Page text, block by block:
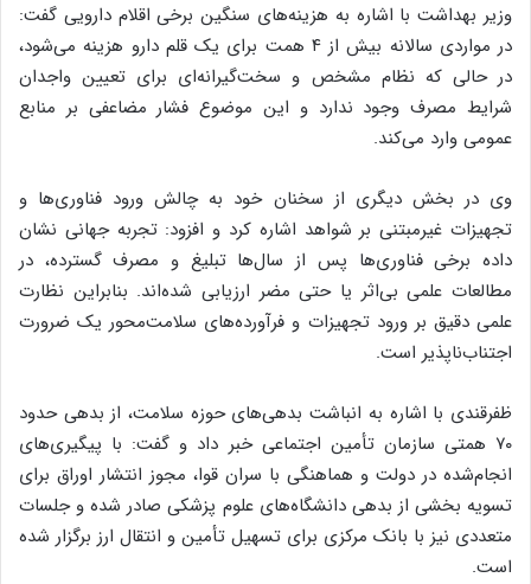
وزیر بهداشت با اشاره به هزینه‌های سنگین برخی اقلام دارویی گفت:
در مواردی سالانه بیش از ۴ همت برای یک قلم دارو هزینه می‌شود،
در حالی که نظام مشخص و سخت‌گیرانه‌ای برای تعیین واجدان
شرایط مصرف وجود ندارد و این موضوع فشار مضاعفی بر منابع
عمومی وارد می‌کند.
وی در بخش دیگری از سخنان خود به چالش ورود فناوری‌ها و
تجهیزات غیرمبتنی بر شواهد اشاره کرد و افزود: تجربه جهانی نشان
داده برخی فناوری‌ها پس از سال‌ها تبلیغ و مصرف گسترده، در
مطالعات علمی بی‌اثر یا حتی مضر ارزیابی شده‌اند. بنابراین نظارت
علمی دقیق بر ورود تجهیزات و فرآورده‌های سلامت‌محور یک ضرورت
اجتناب‌ناپذیر است.
ظفرقندی با اشاره به انباشت بدهی‌های حوزه سلامت، از بدهی حدود
۷۰ همتی سازمان تأمین اجتماعی خبر داد و گفت: با پیگیری‌های
انجام‌شده در دولت و هماهنگی با سران قوا، مجوز انتشار اوراق برای
تسویه بخشی از بدهی دانشگاه‌های علوم پزشکی صادر شده و جلسات
متعددی نیز با بانک مرکزی برای تسهیل تأمین و انتقال ارز برگزار شده
است.